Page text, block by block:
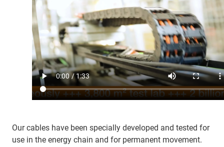
Our cables have been specially developed and tested for
use in the energy chain and for permanent movement.